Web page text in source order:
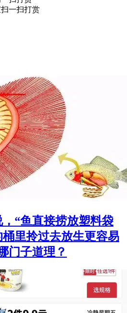
一扫打赏
“鱼直接捞放塑料袋
桶里拎过去放生更容易
门子道理？